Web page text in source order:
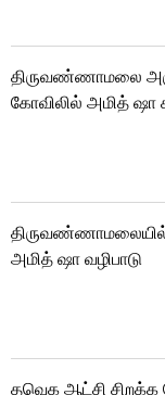
திருவண்ணாமலை
கோவிலில் அமித் ஷா
அமித் ஷா வழிபாடு
தவெக ஆட்சி சிறக்க